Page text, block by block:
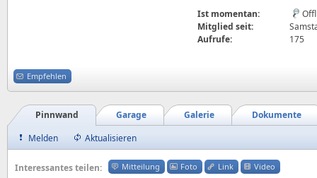
Ist momentan:
Mitglied seit:
Aufrufe:
175
Empfehlen
Dokumente
Galerie
Garage
Pinnwand
Melden
Aktualisieren
Interessantes teilen: Mitteilung Foto Link Video